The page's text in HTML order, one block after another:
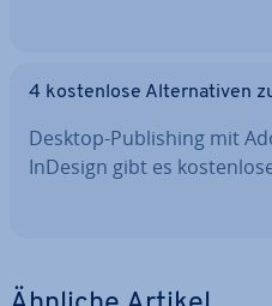
4 kos­ten­lo­se Al­ter­na­ti­ven
Desktop-Pu­bli­shing mit
InDesign gibt es